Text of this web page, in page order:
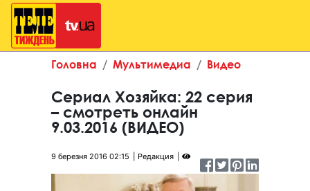
Головна Мультимедиа Видео
Сериал Хозяйка: 22 серия
– смотреть онлайн
9.03.2016 (ВИДЕО)
9 березня 2016 02:15 Редакция